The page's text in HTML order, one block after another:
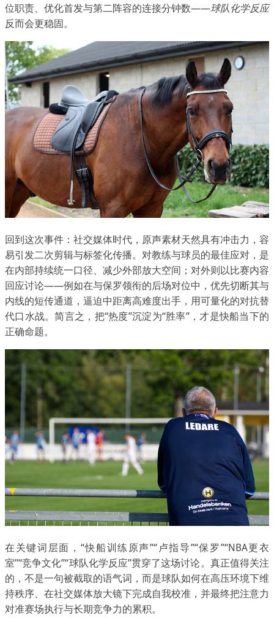
位职责、优化首发与第二阵容的连接分钟数——球队化学反应
反而会更稳固。
回到这次事件：社交媒体时代，原声素材天然具有冲击力，容
易引发二次剪辑与标签化传播。对教练与球员的最佳应对，是
在内部持续统一口径、减少外部放大空间；对外则以比赛内容
回应讨论——例如在与保罗领衔的后场对位中，优先切断其与
内线的短传通道，逼迫中距离高难度出手，用可量化的对抗替
代口水战。简言之，把“热度”沉淀为“胜率”，才是快船当下的
正确命题。
在关键词层面，“快船训练原声”“卢指导”“保罗”“NBA更衣
室”“竞争文化”“球队化学反应”贯穿了这场讨论。真正值得关注
的，不是一句被截取的语气词，而是球队如何在高压环境下维
持秩序、在社交媒体放大镜下完成自我校准，并最终把注意力
对准赛场执行与长期竞争力的累积。